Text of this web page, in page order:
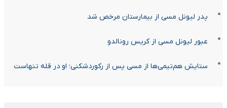
پدر لیونل مسی از بیمارستان مرخص شد
عبور لیونل مسی از کریس رونالدو
ستایش هم‌تیمی‌ها از مسی پس از رکوردشکنی؛ او در قله تنهاست